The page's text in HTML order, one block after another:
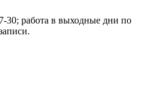
30; работа в выходные дни по